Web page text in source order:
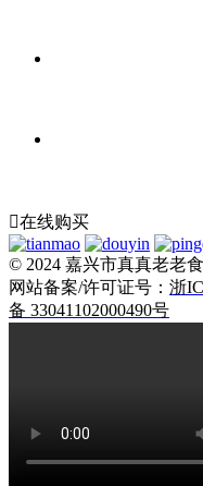
在线购买
© 2024 嘉兴市真真老老
网站备案/许可证号： 浙
备 33041102000490号